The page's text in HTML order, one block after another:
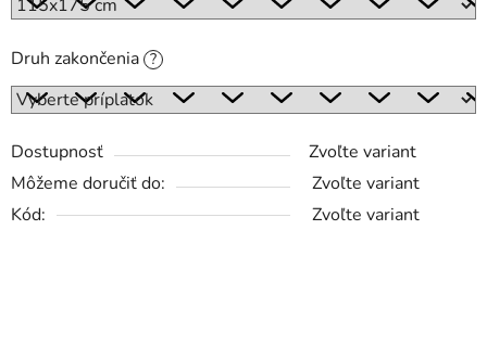
Druh zakončenia ?
Dostupnosť
Zvoľte variant
Môžeme doručiť do:
Zvoľte variant
Kód:
Zvoľte variant